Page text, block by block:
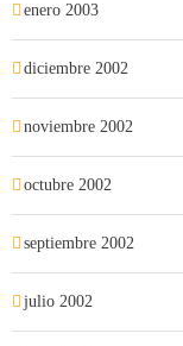
enero 2003
diciembre 2002
noviembre 2002
octubre 2002
septiembre 2002
julio 2002